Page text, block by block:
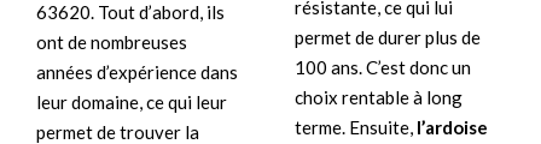
63620. Tout d’abord, ils
ont de nombreuses
années d’expérience dans
leur domaine, ce qui leur
permet de trouver la
résistante, ce qui lui
permet de durer plus de
100 ans. C’est donc un
choix rentable à long
terme. Ensuite, l’ardoise